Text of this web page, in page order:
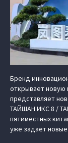
Бренд
открывает новую
представляет
ТАЙШАН ИКС 8 /
пятиместных
уже задает